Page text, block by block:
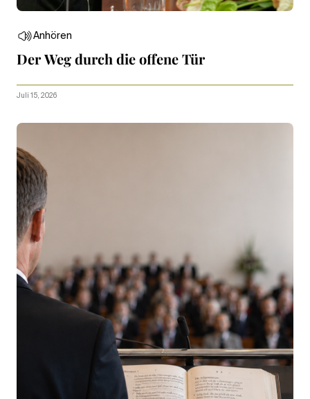
Anhören
Der Weg durch die offene Tür
Juli 15, 2026